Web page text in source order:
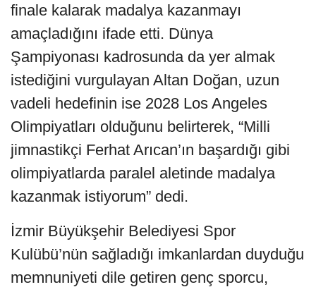
finale kalarak madalya kazanmayı
amaçladığını ifade etti. Dünya
Şampiyonası kadrosunda da yer almak
istediğini vurgulayan Altan Doğan, uzun
vadeli hedefinin ise 2028 Los Angeles
Olimpiyatları olduğunu belirterek, “Milli
jimnastikçi Ferhat Arıcan’ın başardığı gibi
olimpiyatlarda paralel aletinde madalya
kazanmak istiyorum” dedi.
İzmir Büyükşehir Belediyesi Spor
Kulübü’nün sağladığı imkanlardan duyduğu
memnuniyeti dile getiren genç sporcu,